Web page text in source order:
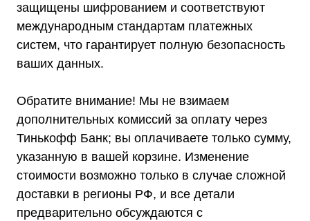
защищены шифрованием и соответствуют
международным стандартам платежных
систем, что гарантирует полную безопасность
ваших данных.
Обратите внимание! Мы не взимаем
дополнительных комиссий за оплату через
Тинькофф Банк; вы оплачиваете только сумму,
указанную в вашей корзине. Изменение
стоимости возможно только в случае сложной
доставки в регионы РФ, и все детали
предварительно обсуждаются с